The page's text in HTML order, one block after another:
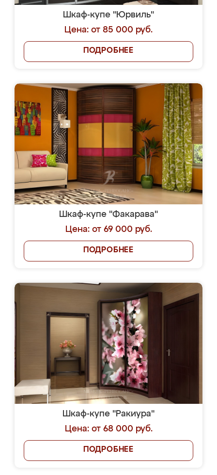
Шкаф-купе "Юрвиль"
Цена: от 85 000 руб.
ПОДРОБНЕЕ
Шкаф-купе "Факарава"
Цена: от 69 000 руб.
ПОДРОБНЕЕ
Шкаф-купе "Ракиура"
Цена: от 68 000 руб.
ПОДРОБНЕЕ